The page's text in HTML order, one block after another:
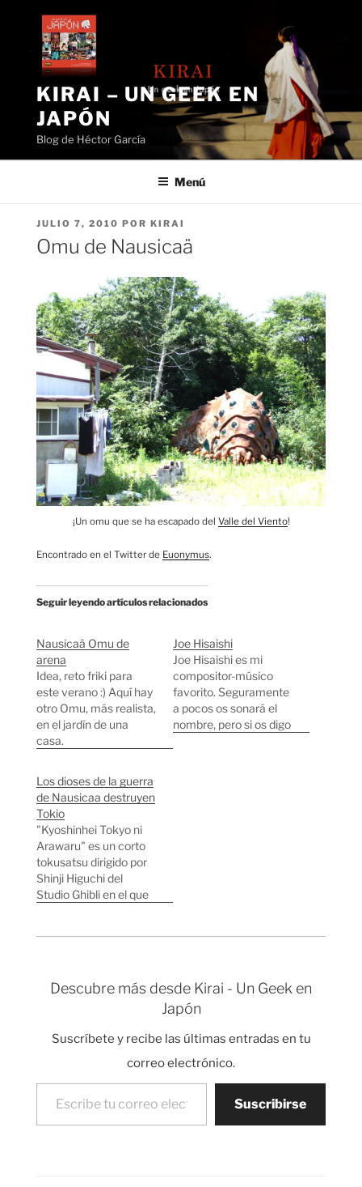
contenido
KIRAI – UN GEEK EN
JAPÓN
Blog de Héctor García
Menú
PUBLICADO
EL
JULIO 7, 2010 POR KIRAI
Omu de Nausicaä
¡Un omu que se ha escapado del Valle del Viento!
Encontrado en el Twitter de Euonymus.
Seguir leyendo artículos relacionados
Nausicaä Omu de
arena
Idea, reto friki para
este verano :) Aquí hay
otro Omu, más realista,
en el jardín de una
casa.
Joe Hisaishi
Joe Hisaishi es mi
compositor-músico
favorito. Seguramente
a pocos os sonará el
nombre, pero si os digo
Los dioses de la guerra
de Nausicaa destruyen
Tokio
"Kyoshinhei Tokyo ni
Arawaru" es un corto
tokusatsu dirigido por
Shinji Higuchi del
Studio Ghibli en el que
animación. Hay una
Museo de…
Descubre más desde Kirai - Un Geek en
Japón
Suscríbete y recibe las últimas entradas en tu
correo electrónico.
Escribe tu correo electrónico…
Suscribirse